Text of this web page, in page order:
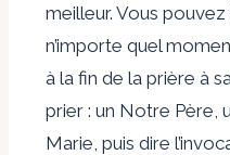
meilleur. Vous
n’importe quel
à la fin de la prière à
prier : un Notre Père,
Marie, puis dire